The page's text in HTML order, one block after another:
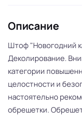
Описание
Штоф "Новогодний
Деколирование.
категории
целостности и
настоятельно
обрешетки.